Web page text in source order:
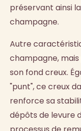
préservant ainsi
champagne.
Autre
champagne,
son fond creux.
"punt", ce creux
renforce sa
dépôts de levure